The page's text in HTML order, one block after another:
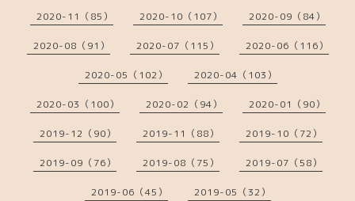
2020-11（85） 2020-10（107） 2020-09（84）
2020-08（91） 2020-07（115） 2020-06（116）
2020-05（102） 2020-04（103）
2020-03（100） 2020-02（94） 2020-01（90）
2019-12（90） 2019-11（88） 2019-10（72）
2019-09（76） 2019-08（75） 2019-07（58）
2019-06（45） 2019-05（32）